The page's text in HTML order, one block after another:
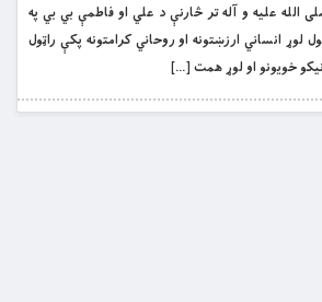
الله عليه و آله تر څارنې د علي او فاطمې بي بي په
انساني ارزښتونه او روحاني كرامتونه پكې راټول
خويونو او لوړ همت […]